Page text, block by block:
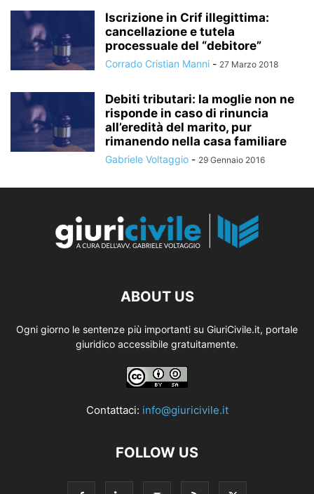
Iscrizione in Crif illegittima:
cancellazione e tutela
processuale del “debitore”
Corrado Cristian Manni - 27 Marzo 2018
Debiti tributari: la moglie non ne
risponde in caso di rinuncia
all’eredità del marito, pur
rimanendo nella casa familiare
Gabriele Voltaggio - 29 Gennaio 2016
ABOUT US
Ogni giorno le sentenze più importanti su GiuriCivile.it, portale
giuridico accessibile gratuitamente.
Contattaci: info@giuricivile.it
FOLLOW US